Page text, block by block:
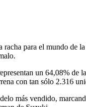
para el mundo de
un 64,08% de
con tan sólo 2.316
más vendido,